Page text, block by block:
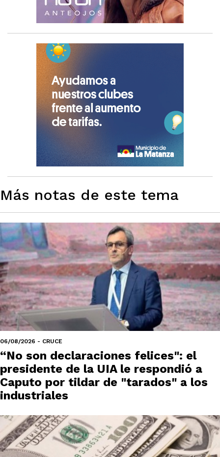
Más notas de este tema
06/08/2026 - CRUCE
“No son declaraciones felices": el
presidente de la UIA le respondió a
Caputo por tildar de "tarados" a los
industriales